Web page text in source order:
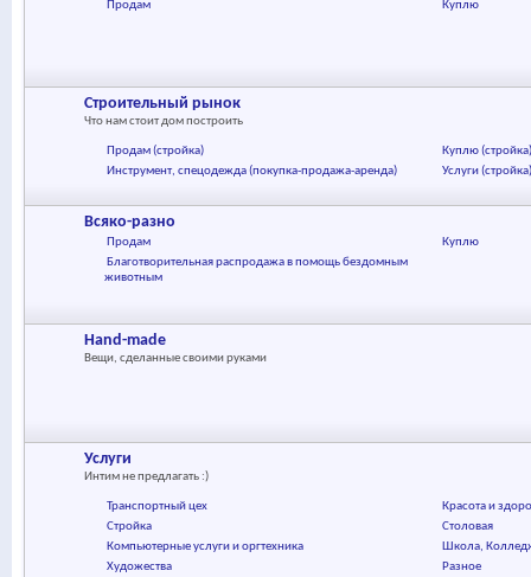
Продам Куплю
Строительный рынок
Что нам стоит дом построить
Продам (стройка)
Куплю
Инструмент, спецодежда (покупка-продажа-аренда)
Услуги
Всяко-разно
Продам
Куплю
Благотворительная распродажа в помощь бездомным
животным
Hand-made
Вещи, сделанные своими руками
Услуги
Интим не предлагать :)
Транспортный цех
Красота и
Стройка
Столовая
Компьютерные услуги и оргтехника
Школа,
Художества
Разное